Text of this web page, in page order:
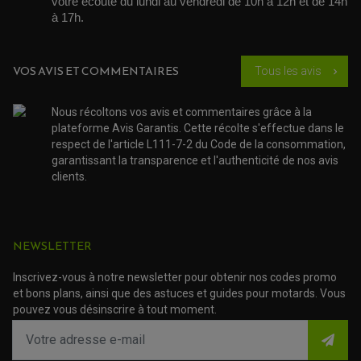
ROULEMENT MOTO
ROULEMENT DE ROUE
TRANSMISSION
KIT CHAÎNE MOTO
ACCESSOIRE SCOOTER VESPA
à 17h.
VOS AVIS ET COMMENTAIRES Tous les avis chevron_right
Nous récoltons vos avis et commentaires grâce à la
plateforme Avis Garantis. Cette récolte s'effectue dans le
respect de l'article L111-7-2 du Code de la consommation,
garantissant la transparence et l'authenticité de nos avis
clients.
NEWSLETTER
Inscrivez-vous à notre newsletter pour obtenir nos codes promo
et bons plans, ainsi que des astuces et guides pour motards. Vous
pouvez vous désinscrire à tout moment.